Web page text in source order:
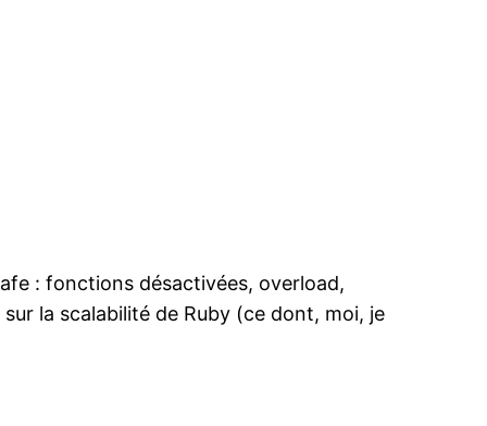
: fonctions désactivées, overload,
la scalabilité de Ruby (ce dont, moi, je